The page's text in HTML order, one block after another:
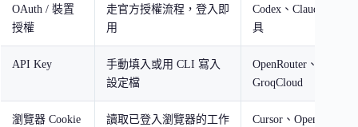
OAuth / 裝置
授權
走官方授權流程，登入即
用
Codex、Claude、部
具
API Key
手動填入或用 CLI 寫入
設定檔
OpenRouter、
GroqCloud
瀏覽器 Cookie
讀取已登入瀏覽器的工作
Cursor、OpenAI 儀